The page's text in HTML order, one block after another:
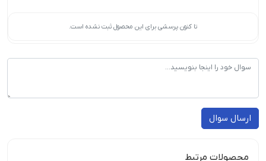
تا کنون پرسشی برای این محصول ثبت نشده است.
ارسال سوال
محصولات مرتبط